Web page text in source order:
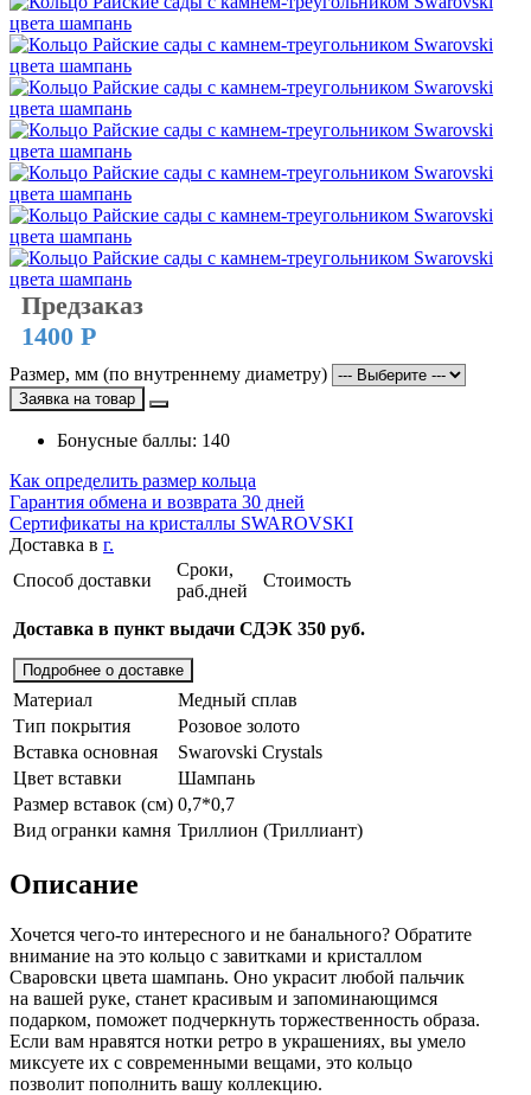
Предзаказ
1400 Р
Размер, мм (по внутреннему диаметру)
Заявка на товар
Бонусные баллы: 140
Как определить размер кольца
Гарантия обмена и возврата 30 дней
Сертификаты на кристаллы SWAROVSKI
Доставка в г.
Способ доставки
Сроки,
раб.дней
Стоимость
Доставка в пункт выдачи СДЭК 350 руб.
Подробнее о доставке
Материал
Медный сплав
Тип покрытия
Розовое золото
Вставка основная
Swarovski Crystals
Цвет вставки
Шампань
Размер вставок (см) 0,7*0,7
Вид огранки камня Триллион (Триллиант)
Описание
Хочется чего-то интересного и не банального? Обратите
внимание на это кольцо с завитками и кристаллом
Сваровски цвета шампань. Оно украсит любой пальчик
на вашей руке, станет красивым и запоминающимся
подарком, поможет подчеркнуть торжественность образа.
Если вам нравятся нотки ретро в украшениях, вы умело
миксуете их с современными вещами, это кольцо
позволит пополнить вашу коллекцию.